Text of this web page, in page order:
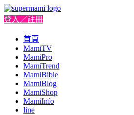
登入／註冊
首頁
MamiTV
MamiPro
MamiTrend
MamiBible
MamiBlog
MamiShop
MamiInfo
line